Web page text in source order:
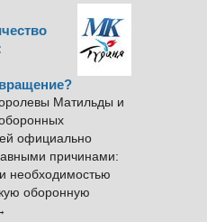
Матильды и
официально
причинами:
необходимостью
оборонную